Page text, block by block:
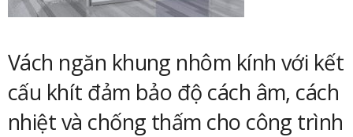
Vách ngăn khung nhôm kính với kết
cấu khít đảm bảo độ cách âm, cách
nhiệt và chống thấm cho công trình